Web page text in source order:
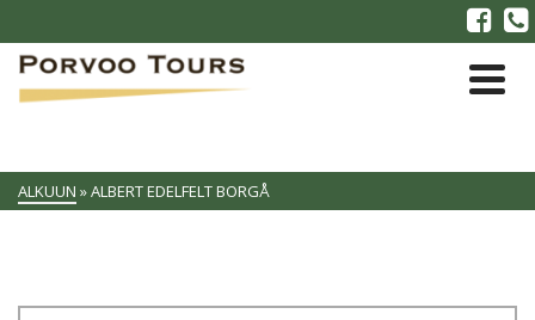
ALKUUN »ALBERT EDELFELT BORGÅ